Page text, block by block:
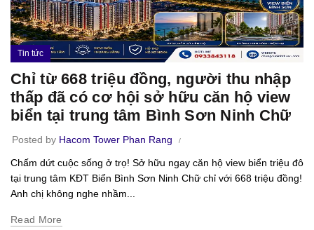
Tin tức
Chỉ từ 668 triệu đồng, người thu nhập
thấp đã có cơ hội sở hữu căn hộ view
biển tại trung tâm Bình Sơn Ninh Chữ
Posted by Hacom Tower Phan Rang
Chấm dứt cuộc sống ở trọ! Sở hữu ngay căn hộ view biển triệu đô
tại trung tâm KĐT Biển Bình Sơn Ninh Chữ chỉ với 668 triệu đồng!
Anh chị không nghe nhầm...
Read More